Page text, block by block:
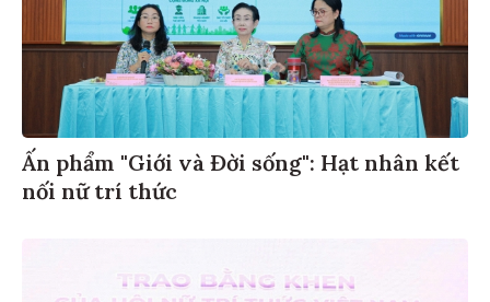
Ấn phẩm "Giới và Đời sống": Hạt nhân kết
nối nữ trí thức